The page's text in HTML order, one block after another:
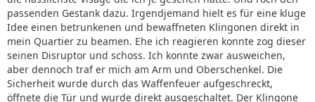
passenden Gestank dazu. Irgendjemand hielt es für eine kluge
Idee einen betrunkenen und bewaffneten Klingonen direkt in
mein Quartier zu beamen. Ehe ich reagieren konnte zog dieser
seinen Disruptor und schoss. Ich konnte zwar ausweichen,
aber dennoch traf er mich am Arm und Oberschenkel. Die
Sicherheit wurde durch das Waffenfeuer aufgeschreckt,
öffnete die Tür und wurde direkt ausgeschaltet. Der Klingone